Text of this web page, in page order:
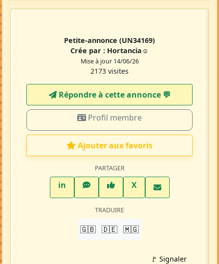
Petite-annonce (UN34169)
Crée par : Hortancia☺
Mise à jour 14/06/26
2173 visites
Répondre à cette annonce 💬​
Profil membre
Ajouter aux favoris
PARTAGER
inLinkedInWhatsAppFacebook
XTwitter X
TRADUIRE
🇬🇧 🇩🇪 🇲🇬
🚩 Signaler